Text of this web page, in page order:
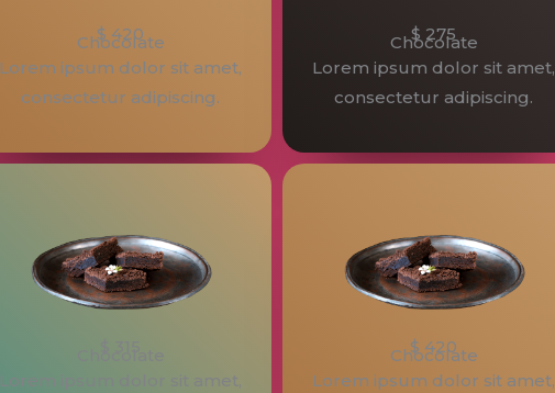
$ 420
Chocolate
Lorem ipsum dolor sit amet,
consectetur adipiscing.
$ 275
Chocolate
Lorem ipsum dolor sit amet,
consectetur adipiscing.
Lorem ipsum dolor sit amet,
$ 420
Chocolate
Lorem ipsum dolor sit amet,